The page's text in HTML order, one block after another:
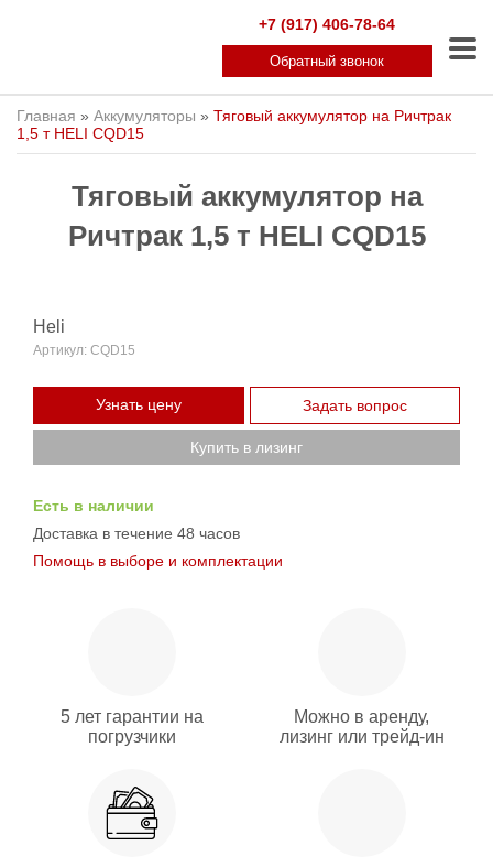
+7 (917) 406-78-64
Обратный звонок
Главная » Аккумуляторы » Тяговый аккумулятор на Ричтрак
1,5 т HELI CQD15
Тяговый аккумулятор на
Ричтрак 1,5 т HELI CQD15
Heli
Артикул: CQD15
Узнать цену Задать вопрос
Купить в лизинг
Есть в наличии
Доставка в течение 48 часов
Помощь в выборе и комплектации
5 лет гарантии на
погрузчики
Можно в аренду,
лизинг или трейд-ин